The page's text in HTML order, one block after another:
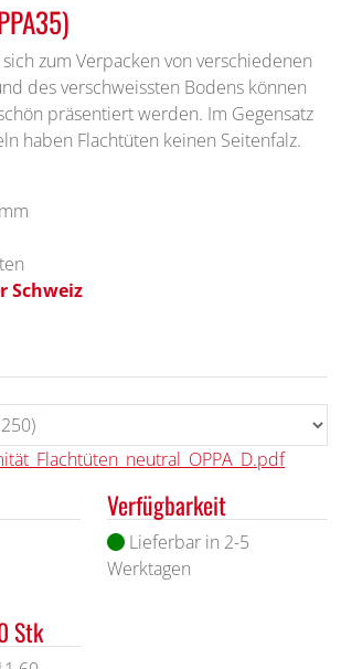
zum Verpacken von verschiedenen
des verschweissten Bodens können
präsentiert werden. Im Gegensatz
haben Flachtüten keinen Seitenfalz.
Schweiz
Verfügbarkeit
Lieferbar in 2-5
Werktagen
Stk